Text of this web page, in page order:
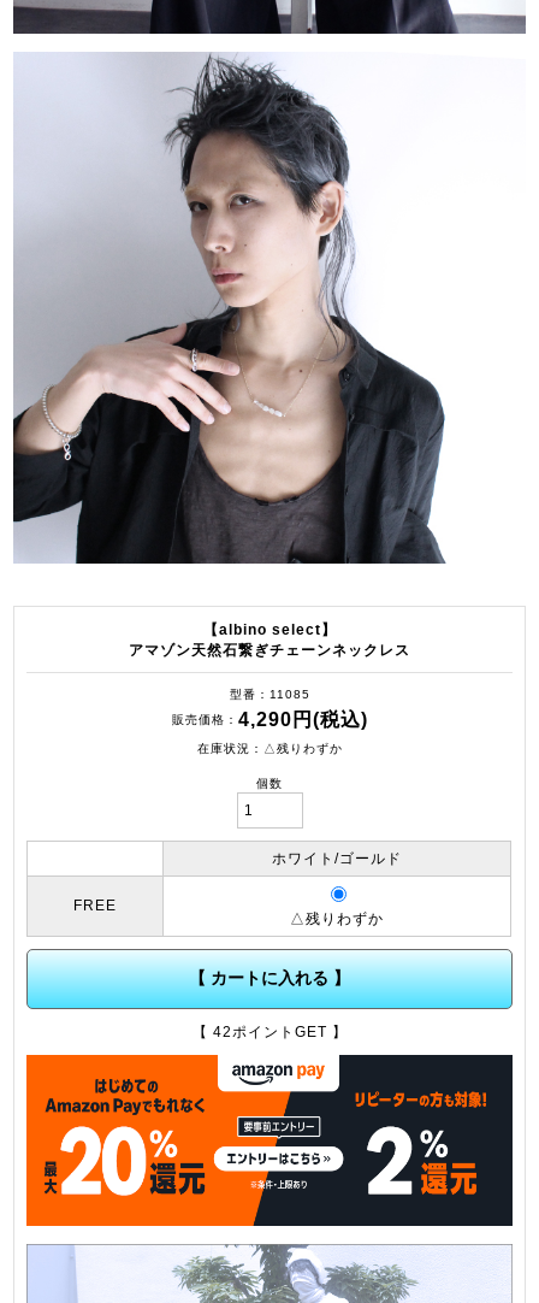
【albino select】
アマゾン天然石繋ぎチェーンネックレス
型番
11085
販売価格
4,290円(税込)
在庫状況 △残りわずか
個数
ホワイト/ゴールド
FREE
△残りわずか
【 カートに入れる 】
【 42ポイントGET 】